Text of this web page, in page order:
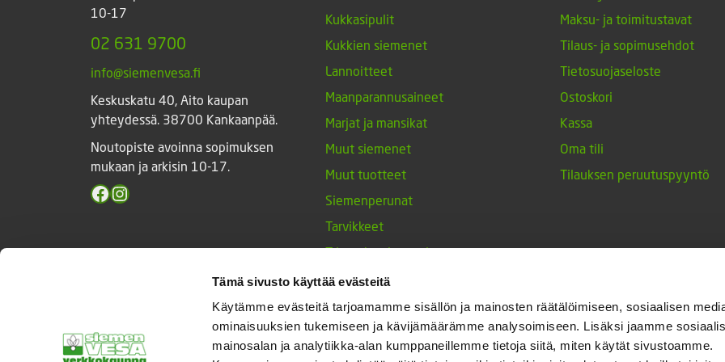
Tämä sivusto käyttää evästeitä
Käytämme evästeitä tarjoamamme sisällön ja mainosten räätälöimiseen, sosiaalisen
ominaisuuksien tukemiseen ja kävijämäärämme analysoimiseen. Lisäksi jaamme
mainosalan ja analytiikka-alan kumppaneillemme tietoja siitä, miten käytät sivustoamme.
10-17
02 631 9700
info@siemenvesa.fi
Keskuskatu 40, Aito kaupan
yhteydessä. 38700 Kankaanpää.
Noutopiste avoinna sopimuksen
mukaan ja arkisin 10-17.
Facebook
Instagram
Kukkasipulit
Kukkien siemenet
Lannoitteet
Maanparannusaineet
Marjat ja mansikat
Muut siemenet
Muut tuotteet
Siemenperunat
Tarvikkeet
Triumph-tulppaanit
Vihannesten siemenet
Yrtit ja maustekasvit
Maksu- ja toimitustavat
Tilaus- ja sopimusehdot
Tietosuojaseloste
Ostoskori
Kassa
Oma tili
Tilauksen peruutuspyyntö